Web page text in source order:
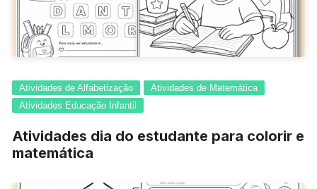
Atividades de Alfabetização
Atividades de Matemática
Atividades Educação Infantil
Atividades dia do estudante para colorir e
matemática